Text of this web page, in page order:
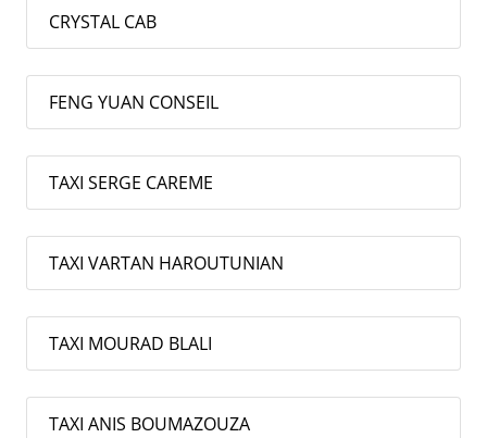
CRYSTAL CAB
FENG YUAN CONSEIL
TAXI SERGE CAREME
TAXI VARTAN HAROUTUNIAN
TAXI MOURAD BLALI
TAXI ANIS BOUMAZOUZA